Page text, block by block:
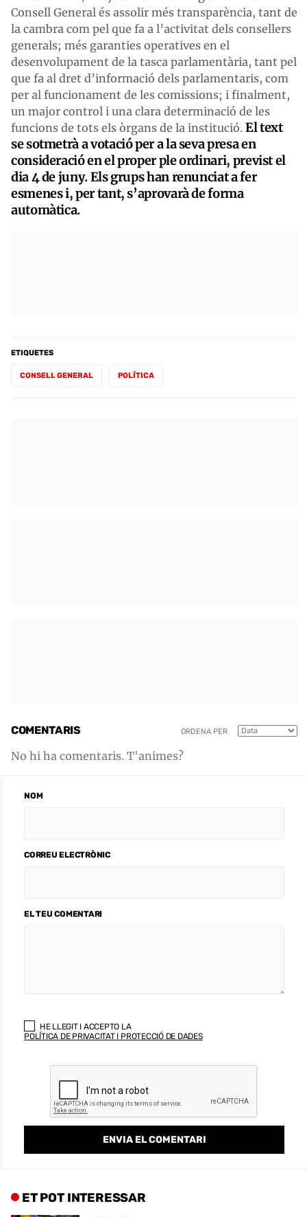
Consell General és assolir més transparència, tant de
la cambra com pel que fa a l’activitat dels consellers
generals; més garanties operatives en el
desenvolupament de la tasca parlamentària, tant pel
que fa al dret d’informació dels parlamentaris, com
per al funcionament de les comissions; i finalment,
un major control i una clara determinació de les
funcions de tots els òrgans de la institució. El text
se sotmetrà a votació per a la seva presa en
consideració en el proper ple ordinari, previst el
dia 4 de juny. Els grups han renunciat a fer
esmenes i, per tant, s’aprovarà de forma
automàtica.
ETIQUETES
CONSELL GENERAL POLÍTICA
COMENTARIS ORDENA PER
No hi ha comentaris. T'animes?
NOM
CORREU ELECTRÒNIC
EL TEU COMENTARI
HE LLEGIT I ACCEPTO LA
POLÍTICA DE PRIVACITAT I PROTECCIÓ DE DADES
ET POT INTERESSAR